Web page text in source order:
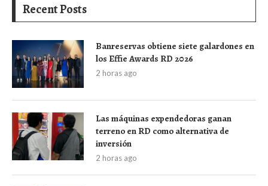
Recent Posts
Banreservas obtiene siete galardones en
los Effie Awards RD 2026
2 horas ago
Las máquinas expendedoras ganan
terreno en RD como alternativa de
inversión
2 horas ago